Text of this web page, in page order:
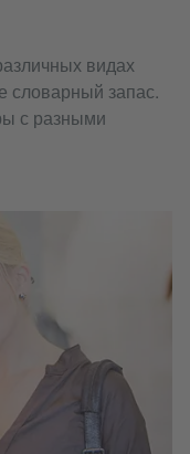
видах
словарный запас.
с разными